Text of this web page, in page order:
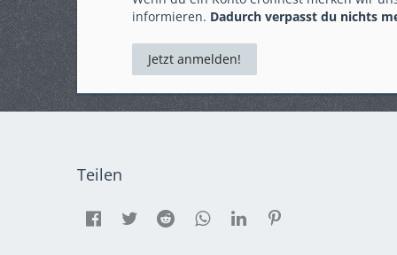
informieren. Dadurch verpasst du nichts
Jetzt anmelden!
Teilen